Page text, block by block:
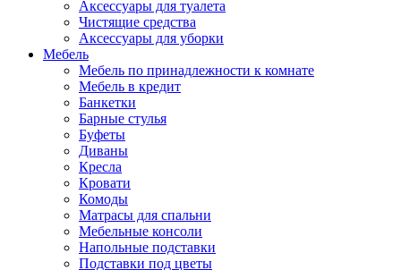
Аксессуары для туалета
Чистящие средства
Аксессуары для уборки
Мебель
Мебель по принадлежности к комнате
Мебель в кредит
Банкетки
Барные стулья
Буфеты
Диваны
Кресла
Кровати
Комоды
Матрасы для спальни
Мебельные консоли
Напольные подставки
Подставки под цветы